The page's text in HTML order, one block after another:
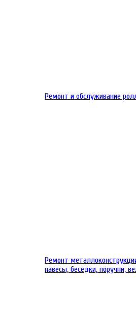
Ремонт и обслуживание
Ремонт
навесы, беседки, поручни,